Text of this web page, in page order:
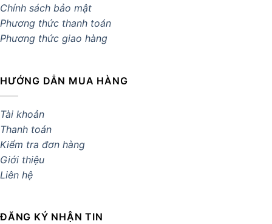
Chính sách bảo mật
Phương thức thanh toán
Phương thức giao hàng
HƯỚNG DẪN MUA HÀNG
Tài khoản
Thanh toán
Kiểm tra đơn hàng
Giới thiệu
Liên hệ
ĐĂNG KÝ NHẬN TIN